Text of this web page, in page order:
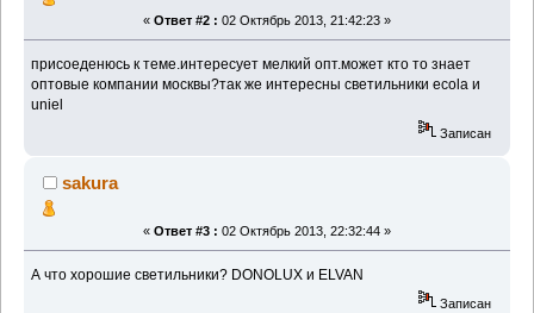
« Ответ #2 : 02 Октябрь 2013, 21:42:23 »
присоеденюсь к теме.интересует мелкий опт.может кто то знает
оптовые компании москвы?так же интересны светильники ecola и
uniel
Записан
sakura
« Ответ #3 : 02 Октябрь 2013, 22:32:44 »
А что хорошие светильники? DONOLUX и ELVAN
Записан